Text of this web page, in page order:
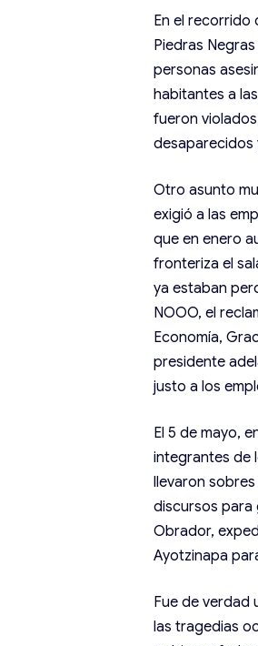
En el recorrido
Piedras
personas
habitantes a
fueron
desaparecidos
Otro asunto
exigió a las
que en enero
fronteriza el
ya estaban
NOOO, el
Economía,
presidente
justo a los
El 5 de mayo,
integrantes de
llevaron
discursos para
Obrador,
Ayotzinapa
Fue de verdad
las tragedias